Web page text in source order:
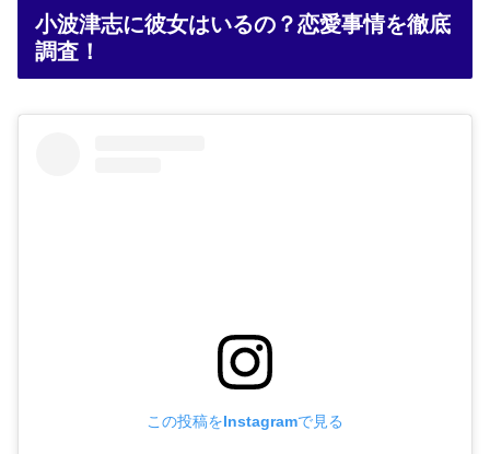
小波津志に彼女はいるの？恋愛事情を徹底
調査！
この投稿をInstagramで見る